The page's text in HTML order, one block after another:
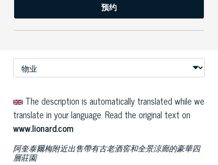
预约
The description is automatically translated while we
translate in your language. Read the original text on
www.lionard.com
阿奎泰爾梅附近出售帶有古老酒窖和全景涼廊的豪華四
層莊園